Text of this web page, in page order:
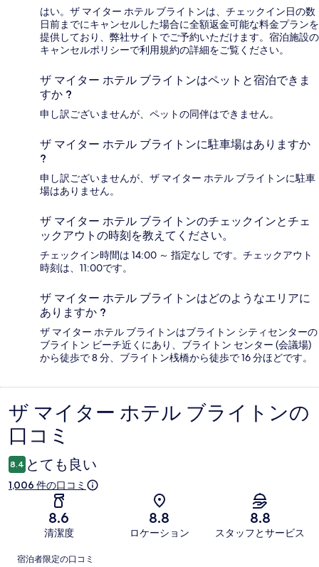
はい。ザ マイター ホテル ブライトンは、チェックイン日の数
日前までにキャンセルした場合に全額返金可能な料金プランを
提供しており、弊社サイトでご予約いただけます。宿泊施設の
キャンセルポリシーで利用規約の詳細をご覧ください。
ザ マイター ホテル ブライトンはペットと宿泊できま
すか ?
申し訳ございませんが、ペットの同伴はできません。
ザ マイター ホテル ブライトンに駐車場はありますか
?
申し訳ございませんが、ザ マイター ホテル ブライトンに駐車
場はありません。
ザ マイター ホテル ブライトンのチェックインとチェ
ックアウトの時刻を教えてください。
チェックイン時間は 14:00 ～ 指定なし です。チェックアウト
時刻は、11:00です。
ザ マイター ホテル ブライトンはどのようなエリアに
ありますか ?
ザ マイター ホテル ブライトンはブライトン シティセンターの
ブライトン ビーチ近くにあり、ブライトン センター (会議場)
から徒歩で 8 分、ブライトン桟橋から徒歩で 16 分ほどです。
口
コ
ミ
ザ マイター ホテル ブライトンの
口コミ
8.4 とても良い
1,006 件の口コミ
8.6
清潔度
8.8
ロケーション
8.8
スタッフとサービス
口
宿泊者限定の口コミ